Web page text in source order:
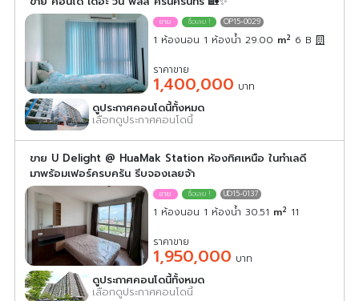
OP15-0029
1 ห้องนอน 1 ห้องน้ำ 29.00 m2 6 B
ราคาขาย
1,400,000 บาท
ดูประกาศคอนโดนี้ทั้งหมด
เลือกดูประกาศคอนโดนี้
ขาย U Delight @ HuaMak Station ห้องทิศเหนือ ในทำเลดี
มาพร้อมเฟอร์ครบครัน รีบจองเลยจ้า
UD15-0137
1 ห้องนอน 1 ห้องน้ำ 30.51 m2 11
ราคาขาย
1,950,000 บาท
ดูประกาศคอนโดนี้ทั้งหมด
เลือกดูประกาศคอนโดนี้